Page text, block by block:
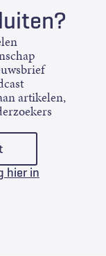
artikelen,
hier in